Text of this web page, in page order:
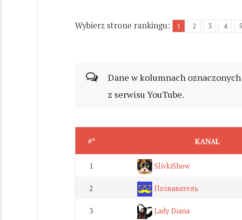
Wybierz strone rankingu: 1 2 3 4 5
Dane w kolumnach
z serwisu YouTube.
#* KANAL
1 SlivkiShow
2 Познаватель
3 Lady Diana